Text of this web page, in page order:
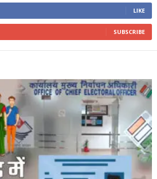
LIKE
SUBSCRIBE